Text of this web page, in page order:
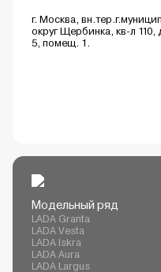
г. Москва,
округ Щербинка, кв-л 110,
5, помещ. 1.
Модельный ряд
LADA Granta
LADA Vesta
LADA Iskra
LADA Aura
LADA Largus